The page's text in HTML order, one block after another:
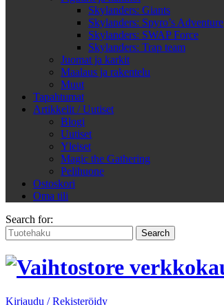
Skylanders: Giants
Skylanders: Spyro’s Adventure
Skylanders: SWAP Force
Skylanders: Trap team
Juomat ja karkit
Maalaus ja rakentelu
Muut
Tapahtumat
Artikkelit / Uutiset
Blogi
Uutiset
Yleiset
Magic the Gathering
Pelihuone
Ostoskori
Oma tili
Search for:
Kirjaudu / Rekisteröidy